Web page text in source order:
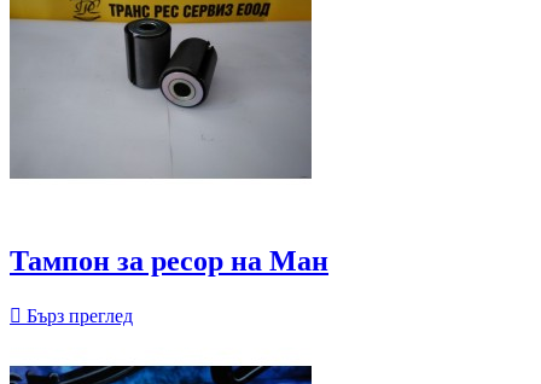
Тампон за ресор на Ман
 Бърз преглед